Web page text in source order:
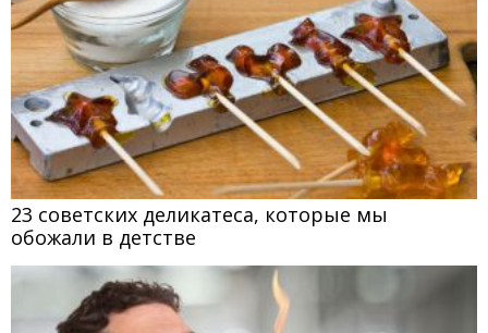
23 советских деликатеса, которые мы
обожали в детстве